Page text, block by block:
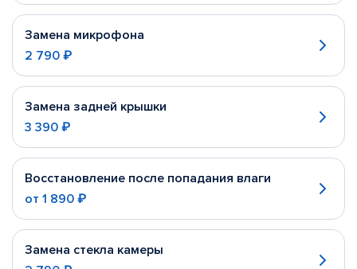
Замена микрофона
2 790 ₽
Замена задней крышки
3 390 ₽
Восстановление после попадания влаги
от 1 890 ₽
Замена стекла камеры